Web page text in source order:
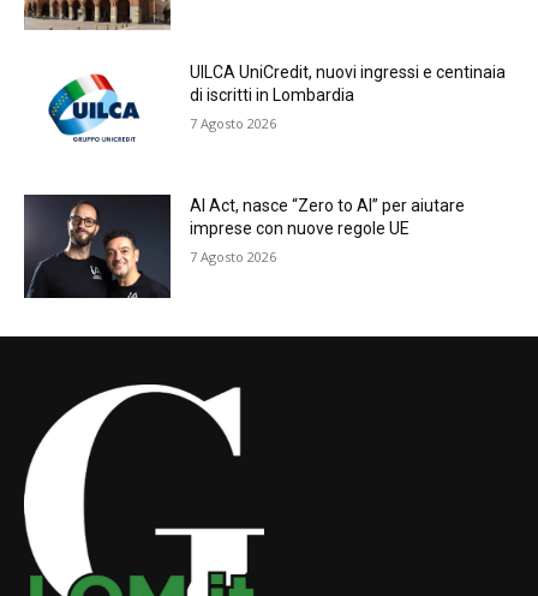
UILCA UniCredit, nuovi ingressi e centinaia
di iscritti in Lombardia
7 Agosto 2026
AI Act, nasce “Zero to AI” per aiutare
imprese con nuove regole UE
7 Agosto 2026